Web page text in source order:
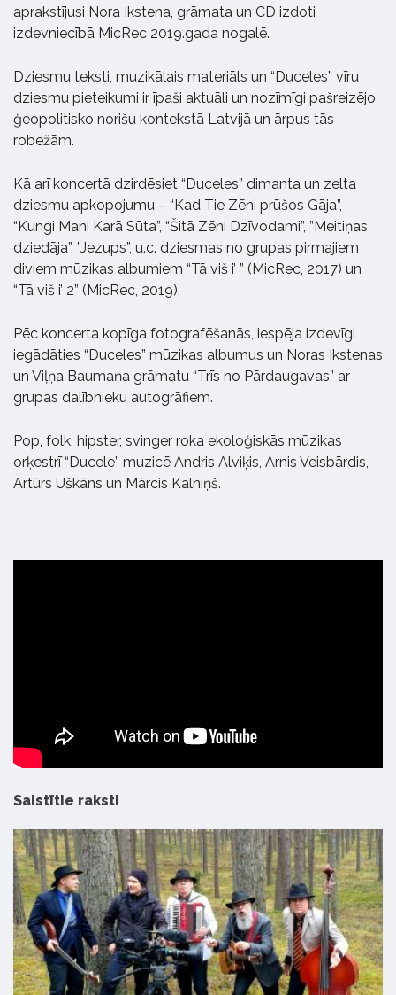
aprakstījusi Nora Ikstena, grāmata un CD izdoti
izdevniecībā MicRec 2019.gada nogalē.
Dziesmu teksti, muzikālais materiāls un “Duceles” vīru
dziesmu pieteikumi ir īpaši aktuāli un nozīmīgi pašreizējo
ģeopolitisko norišu kontekstā Latvijā un ārpus tās
robežām.
Kā arī koncertā dzirdēsiet “Duceles” dimanta un zelta
dziesmu apkopojumu – “Kad Tie Zēni prūšos Gāja”,
“Kungi Mani Karā Sūta”, “Šitā Zēni Dzīvodami”, ”Meitiņas
dziedāja”, ”Jezups”, u.c. dziesmas no grupas pirmajiem
diviem mūzikas albumiem “Tā viš i’ ” (MicRec, 2017) un
“Tā viš i’ 2” (MicRec, 2019).
Pēc koncerta kopīga fotografēšanās, iespēja izdevīgi
iegādāties “Duceles” mūzikas albumus un Noras Ikstenas
un Viļņa Baumaņa grāmatu “Trīs no Pārdaugavas” ar
grupas dalībnieku autogrāfiem.
Pop, folk, hipster, svinger roka ekoloģiskās mūzikas
orķestrī “Ducele” muzicē Andris Alviķis, Arnis Veisbārdis,
Artūrs Uškāns un Mārcis Kalniņš.
Saistītie raksti